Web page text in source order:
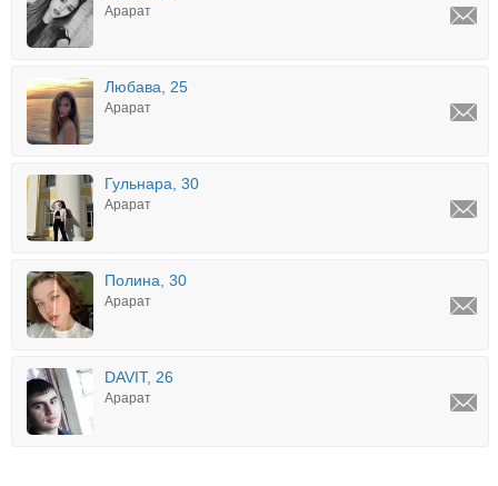
Арарат
Любава, 25
Арарат
Гульнара, 30
Арарат
Полина, 30
Арарат
DAVIT, 26
Арарат